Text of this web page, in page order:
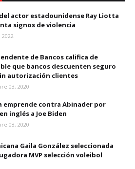
actor estadounidense Ray Liotta
signos de violencia
2022
de Bancos califica de
que bancos descuenten seguro
autorización clientes
03, 2020
emprende contra Abinader por
inglés a Joe Biden
08, 2020
Gaila González seleccionada
MVP selección voleibol